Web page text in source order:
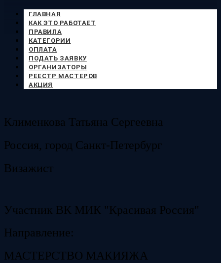
ГЛАВНАЯ
КАК ЭТО РАБОТАЕТ
ПРАВИЛА
КАТЕГОРИИ
ОПЛАТА
ПОДАТЬ ЗАЯВКУ
ОРГАНИЗАТОРЫ
РЕЕСТР МАСТЕРОВ
АКЦИЯ
Клименкова Татьяна Сергеевна
Россия, город Санкт-Петербург
Визажист
Участник ВК МИК "Красивая Россия"
Направление:
МАСТЕРСТВО МАКИЯЖА